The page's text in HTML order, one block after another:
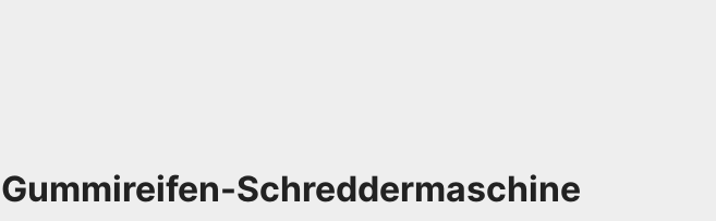
Gummireifen-Schreddermaschine